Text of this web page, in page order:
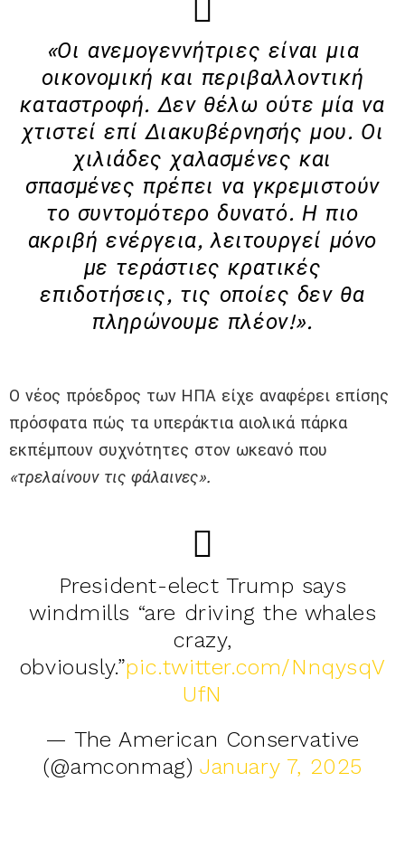
«Οι ανεμογεννήτριες είναι μια
οικονομική και περιβαλλοντική
καταστροφή. Δεν θέλω ούτε μία να
χτιστεί επί Διακυβέρνησής μου. Οι
χιλιάδες χαλασμένες και
σπασμένες πρέπει να γκρεμιστούν
το συντομότερο δυνατό. Η πιο
ακριβή ενέργεια, λειτουργεί μόνο
με τεράστιες κρατικές
επιδοτήσεις, τις οποίες δεν θα
πληρώνουμε πλέον!».
Ο νέος πρόεδρος των ΗΠΑ είχε αναφέρει επίσης
πρόσφατα πώς τα υπεράκτια αιολικά πάρκα
εκπέμπουν συχνότητες στον ωκεανό που
«τρελαίνουν τις φάλαινες».
President-elect Trump says
windmills “are driving the whales
crazy,
obviously.”pic.twitter.com/NnqysqV
UfN
— The American Conservative
(@amconmag)January 7, 2025